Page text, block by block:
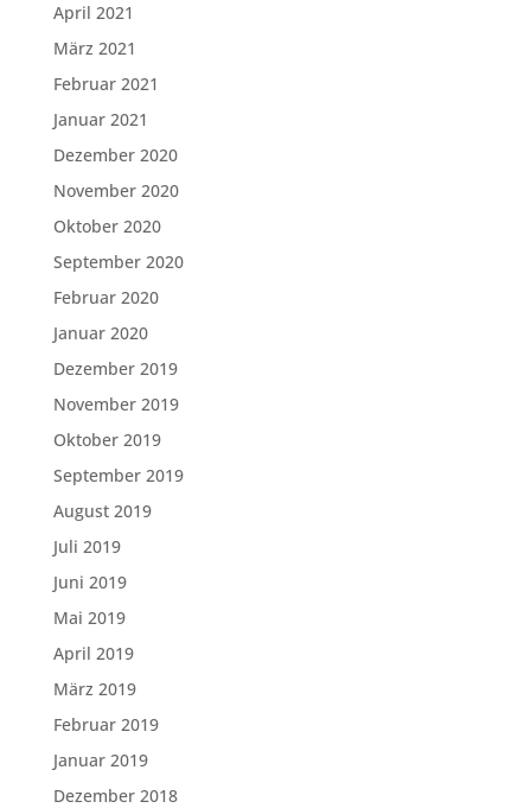
April 2021
März 2021
Februar 2021
Januar 2021
Dezember 2020
November 2020
Oktober 2020
September 2020
Februar 2020
Januar 2020
Dezember 2019
November 2019
Oktober 2019
September 2019
August 2019
Juli 2019
Juni 2019
Mai 2019
April 2019
März 2019
Februar 2019
Januar 2019
Dezember 2018